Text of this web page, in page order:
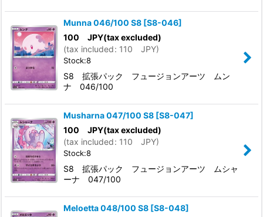
Munna 046/100 S8 [S8-046]
100 JPY(tax excluded)
(tax included: 110 JPY)
Stock:8
S8 拡張パック フュージョンアーツ ムン
ナ 046/100
Musharna 047/100 S8 [S8-047]
100 JPY(tax excluded)
(tax included: 110 JPY)
Stock:8
S8 拡張パック フュージョンアーツ ムシャ
ーナ 047/100
Meloetta 048/100 S8 [S8-048]